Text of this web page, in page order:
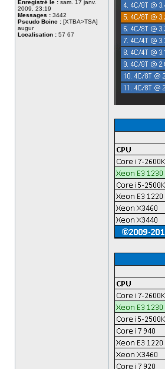
Enregistré le : sam. 17 janv.
2009, 23:19
Messages : 3442
Pseudo Boinc : [XTBA>TSA]
augur
Localisation : 57 67